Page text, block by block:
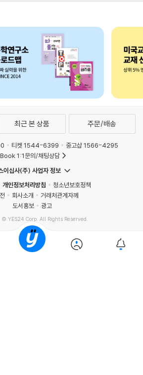
최근 본 상품 주문/배송
티켓 1544-6399
중고샵 1566-4295
1:1문의/채팅상담
이십사(주) 사업자 정보
개인정보처리방침
청소년보호정책
회사소개
거래처관계자께
도서홍보
광고
YES24 Corp. All Rights Reserved.